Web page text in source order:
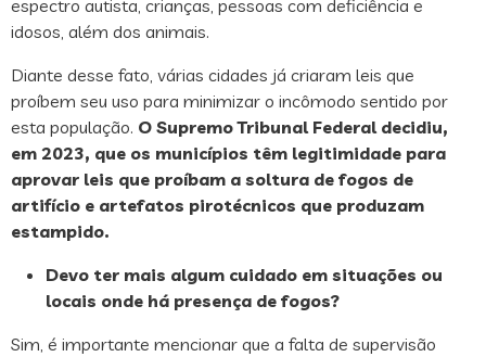
espectro autista, crianças, pessoas com deficiência e
idosos, além dos animais.
Diante desse fato, várias cidades já criaram leis que
proíbem seu uso para minimizar o incômodo sentido por
esta população. O Supremo Tribunal Federal decidiu,
em 2023, que os municípios têm legitimidade para
aprovar leis que proíbam a soltura de fogos de
artifício e artefatos pirotécnicos que produzam
estampido.
Devo ter mais algum cuidado em situações ou
locais onde há presença de fogos?
Sim, é importante mencionar que a falta de supervisão